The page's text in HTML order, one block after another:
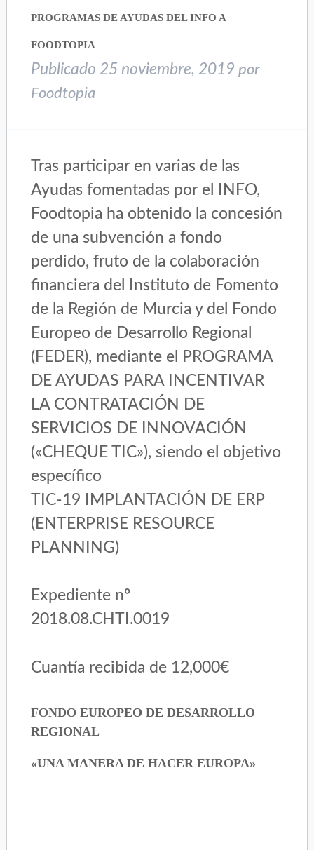
una
ventana
nueva)
una
ventana
nueva)
PROGRAMAS DE AYUDAS DEL INFO A
FOODTOPIA
Publicado 25 noviembre, 2019 por
Foodtopia
Tras participar en varias de las
Ayudas fomentadas por el INFO,
Foodtopia ha obtenido la concesión
de una subvención a fondo
perdido, fruto de la colaboración
financiera del Instituto de Fomento
de la Región de Murcia y del Fondo
Europeo de Desarrollo Regional
(FEDER), mediante el PROGRAMA
DE AYUDAS PARA INCENTIVAR
LA CONTRATACIÓN DE
SERVICIOS DE INNOVACIÓN
(«CHEQUE TIC»), siendo el objetivo
específico
TIC-19 IMPLANTACIÓN DE ERP
(ENTERPRISE RESOURCE
PLANNING)
Expediente nº
2018.08.CHTI.0019
Cuantía recibida de 12,000€
FONDO EUROPEO DE DESARROLLO
REGIONAL
«UNA MANERA DE HACER EUROPA»